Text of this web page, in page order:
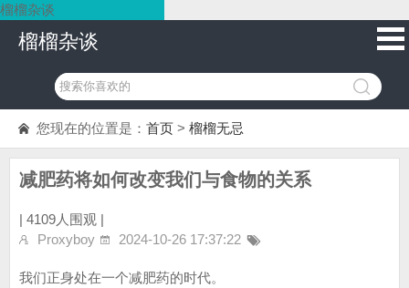
榴榴杂谈
榴榴杂谈
您现在的位置是： 首页 > 榴榴无忌
减肥药将如何改变我们与食物的关系
| 4109人围观 |
Proxyboy
2024-10-26 17:37:22
我们正身处在一个减肥药的时代。